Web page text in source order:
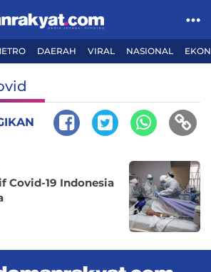
DAERAH VIRAL NASIONAL
Covid-19 Indonesia